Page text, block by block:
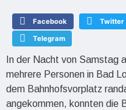
Facebook Twitter
Telegram
In der Nacht von Samstag
mehrere Personen in Bad
dem Bahnhofsvorplatz
angekommen, konnten die